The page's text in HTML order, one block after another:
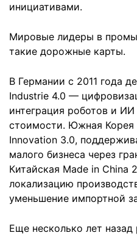
инициативами.
Мировые лидеры в
такие дорожные карты.
В Германии с 2011 года
Industrie 4.0 —
интеграция роботов и
стоимости. Южная Корея
Innovation 3.0,
малого бизнеса через
Китайская Made in China
локализацию
уменьшение импортной
Еще несколько лет назад